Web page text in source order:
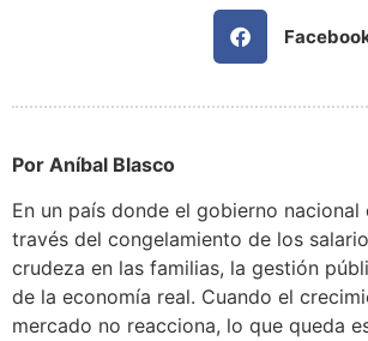
Por Aníbal Blasco
En un país donde el gobierno
través del congelamiento de los
crudeza en las familias, la gestión
de la economía real. Cuando el
mercado no reacciona, lo que queda